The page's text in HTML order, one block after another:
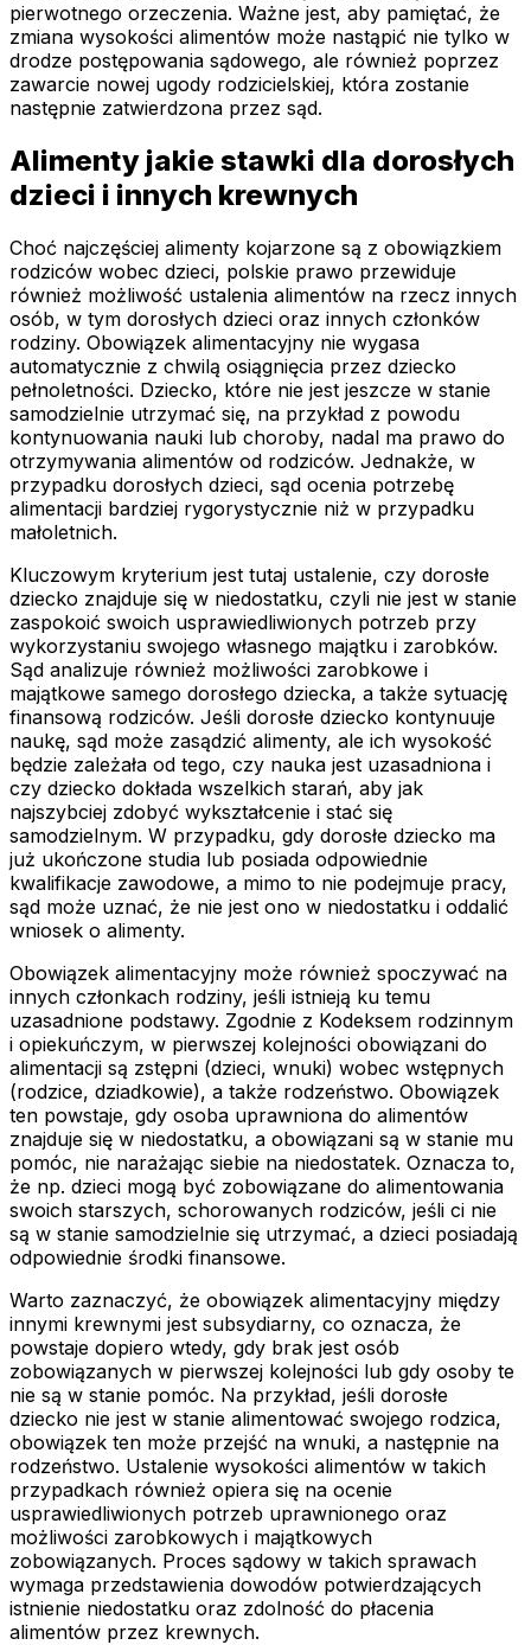
pierwotnego orzeczenia. Ważne jest, aby pamiętać, że
zmiana wysokości alimentów może nastąpić nie tylko w
drodze postępowania sądowego, ale również poprzez
zawarcie nowej ugody rodzicielskiej, która zostanie
następnie zatwierdzona przez sąd.
Alimenty jakie stawki dla dorosłych
dzieci i innych krewnych
Choć najczęściej alimenty kojarzone są z obowiązkiem
rodziców wobec dzieci, polskie prawo przewiduje
również możliwość ustalenia alimentów na rzecz innych
osób, w tym dorosłych dzieci oraz innych członków
rodziny. Obowiązek alimentacyjny nie wygasa
automatycznie z chwilą osiągnięcia przez dziecko
pełnoletności. Dziecko, które nie jest jeszcze w stanie
samodzielnie utrzymać się, na przykład z powodu
kontynuowania nauki lub choroby, nadal ma prawo do
otrzymywania alimentów od rodziców. Jednakże, w
przypadku dorosłych dzieci, sąd ocenia potrzebę
alimentacji bardziej rygorystycznie niż w przypadku
małoletnich.
Kluczowym kryterium jest tutaj ustalenie, czy dorosłe
dziecko znajduje się w niedostatku, czyli nie jest w stanie
zaspokoić swoich usprawiedliwionych potrzeb przy
wykorzystaniu swojego własnego majątku i zarobków.
Sąd analizuje również możliwości zarobkowe i
majątkowe samego dorosłego dziecka, a także sytuację
finansową rodziców. Jeśli dorosłe dziecko kontynuuje
naukę, sąd może zasądzić alimenty, ale ich wysokość
będzie zależała od tego, czy nauka jest uzasadniona i
czy dziecko dokłada wszelkich starań, aby jak
najszybciej zdobyć wykształcenie i stać się
samodzielnym. W przypadku, gdy dorosłe dziecko ma
już ukończone studia lub posiada odpowiednie
kwalifikacje zawodowe, a mimo to nie podejmuje pracy,
sąd może uznać, że nie jest ono w niedostatku i oddalić
wniosek o alimenty.
Obowiązek alimentacyjny może również spoczywać na
innych członkach rodziny, jeśli istnieją ku temu
uzasadnione podstawy. Zgodnie z Kodeksem rodzinnym
i opiekuńczym, w pierwszej kolejności obowiązani do
alimentacji są zstępni (dzieci, wnuki) wobec wstępnych
(rodzice, dziadkowie), a także rodzeństwo. Obowiązek
ten powstaje, gdy osoba uprawniona do alimentów
znajduje się w niedostatku, a obowiązani są w stanie mu
pomóc, nie narażając siebie na niedostatek. Oznacza to,
że np. dzieci mogą być zobowiązane do alimentowania
swoich starszych, schorowanych rodziców, jeśli ci nie
są w stanie samodzielnie się utrzymać, a dzieci posiadają
odpowiednie środki finansowe.
Warto zaznaczyć, że obowiązek alimentacyjny między
innymi krewnymi jest subsydiarny, co oznacza, że
powstaje dopiero wtedy, gdy brak jest osób
zobowiązanych w pierwszej kolejności lub gdy osoby te
nie są w stanie pomóc. Na przykład, jeśli dorosłe
dziecko nie jest w stanie alimentować swojego rodzica,
obowiązek ten może przejść na wnuki, a następnie na
rodzeństwo. Ustalenie wysokości alimentów w takich
przypadkach również opiera się na ocenie
usprawiedliwionych potrzeb uprawnionego oraz
możliwości zarobkowych i majątkowych
zobowiązanych. Proces sądowy w takich sprawach
wymaga przedstawienia dowodów potwierdzających
istnienie niedostatku oraz zdolność do płacenia
alimentów przez krewnych.